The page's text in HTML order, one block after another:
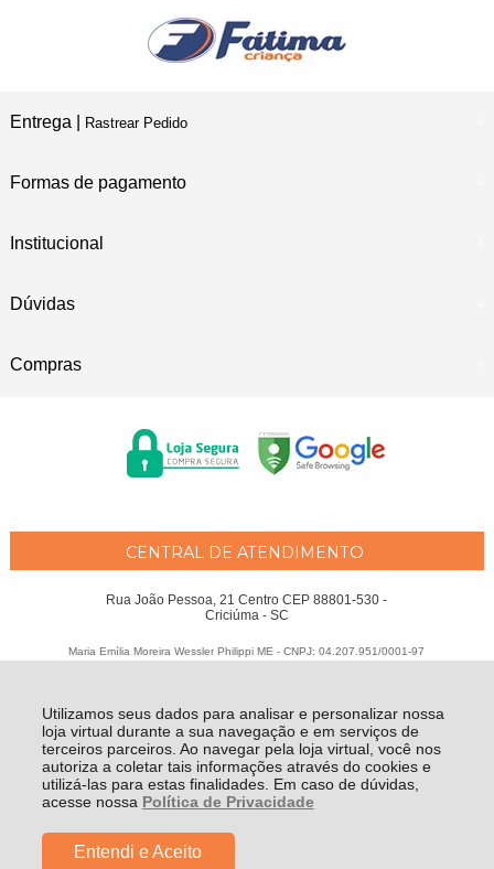
Utilizamos seus dados para analisar e personalizar nossa
loja virtual durante a sua navegação e em serviços de
terceiros parceiros. Ao navegar pela loja virtual, você nos
autoriza a coletar tais informações através do cookies e
utilizá-las para estas finalidades. Em caso de dúvidas,
acesse nossa Política de Privacidade
Entendi e Aceito
Entrega | Rastrear Pedido
Formas de pagamento
Institucional
Dúvidas
Compras
CENTRAL DE ATENDIMENTO
Rua João Pessoa, 21 Centro CEP 88801-530 -
Criciúma - SC
Maria Emília Moreira Wessler Philippi ME - CNPJ: 04.207.951/0001-97